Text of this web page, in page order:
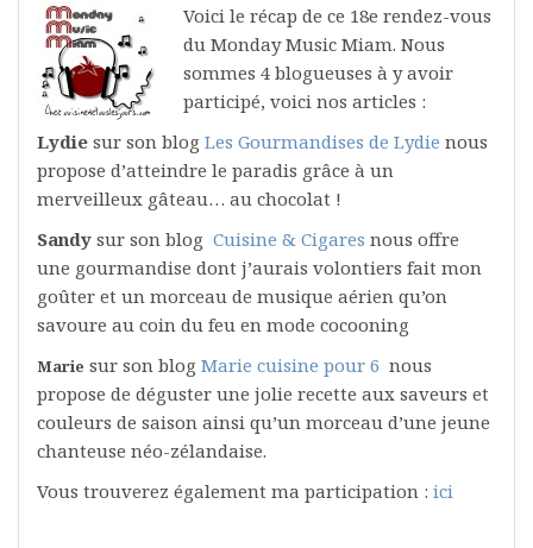
Voici le récap de ce 18e rendez-vous
du Monday Music Miam. Nous
sommes 4 blogueuses à y avoir
participé, voici nos articles :
Lydie sur son blog Les Gourmandises de Lydie nous
propose d’atteindre le paradis grâce à un
merveilleux gâteau… au chocolat !
Sandy sur son blog Cuisine & Cigares nous offre
une gourmandise dont j’aurais volontiers fait mon
goûter et un morceau de musique aérien qu’on
savoure au coin du feu en mode cocooning
Marie sur son blog Marie cuisine pour 6 nous
propose de déguster une jolie recette aux saveurs et
couleurs de saison ainsi qu’un morceau d’une jeune
chanteuse néo-zélandaise.
Vous trouverez également ma participation : ici